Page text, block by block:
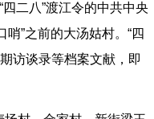
二八”渡江令的中共中央
”之前的大汤姑村。“四
访谈录等档案文献，即